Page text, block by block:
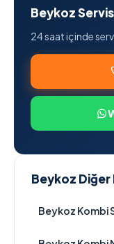
Beykoz
24 saat içinde
Beykoz
Beykoz Kombi